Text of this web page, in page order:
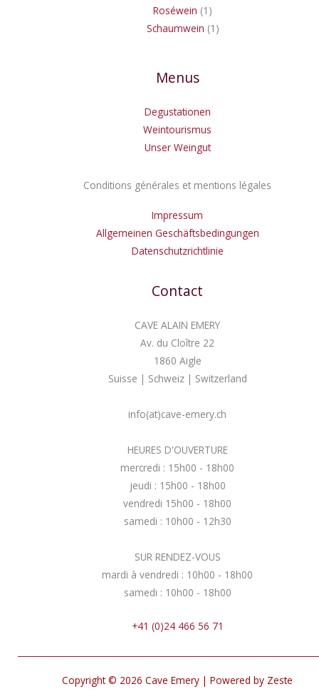
Roséwein 1
Schaumwein 1
Menus
Degustationen
Weintourismus
Unser Weingut
Conditions générales et mentions légales
Impressum
Allgemeinen Geschäftsbedingungen
Datenschutzrichtlinie
Contact
CAVE ALAIN EMERY
Av. du Cloître 22
1860 Aigle
Suisse | Schweiz | Switzerland
info(at)cave-emery.ch
HEURES D'OUVERTURE
mercredi : 15h00 - 18h00
jeudi : 15h00 - 18h00
vendredi 15h00 - 18h00
samedi : 10h00 - 12h30
SUR RENDEZ-VOUS
mardi à vendredi : 10h00 - 18h00
samedi : 10h00 - 18h00
+41 (0)24 466 56 71
Copyright © 2026 Cave Emery | Powered by Zeste